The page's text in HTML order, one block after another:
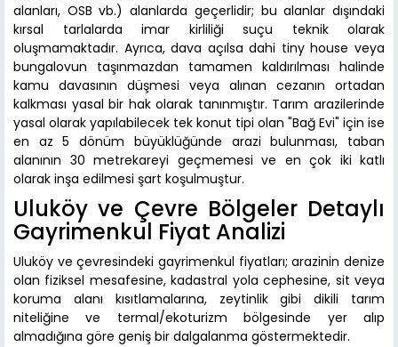
alanları, OSB vb.) alanlarda geçerlidir; bu alanlar dışındaki
kırsal tarlalarda imar kirliliği suçu teknik olarak
oluşmamaktadır. Ayrıca, dava açılsa dahi tiny house veya
bungalovun taşınmazdan tamamen kaldırılması halinde
kamu davasının düşmesi veya alınan cezanın ortadan
kalkması yasal bir hak olarak tanınmıştır. Tarım arazilerinde
yasal olarak yapılabilecek tek konut tipi olan "Bağ Evi" için ise
en az 5 dönüm büyüklüğünde arazi bulunması, taban
alanının 30 metrekareyi geçmemesi ve en çok iki katlı
olarak inşa edilmesi şart koşulmuştur.
Uluköy ve Çevre Bölgeler Detaylı
Gayrimenkul Fiyat Analizi
Uluköy ve çevresindeki gayrimenkul fiyatları; arazinin denize
olan fiziksel mesafesine, kadastral yola cephesine, sit veya
koruma alanı kısıtlamalarına, zeytinlik gibi dikili tarım
niteliğine ve termal/ekoturizm bölgesinde yer alıp
almadığına göre geniş bir dalgalanma göstermektedir.